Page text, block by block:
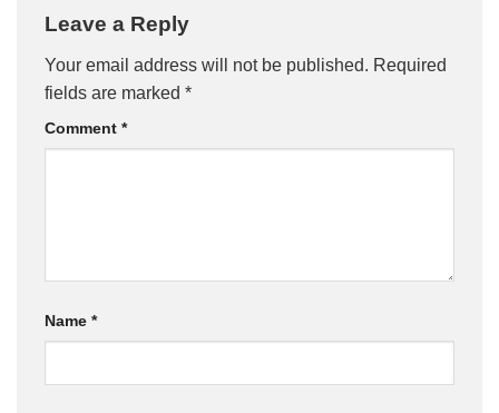
Leave a Reply
Your email address will not be published. Required
fields are marked *
Comment *
Name *